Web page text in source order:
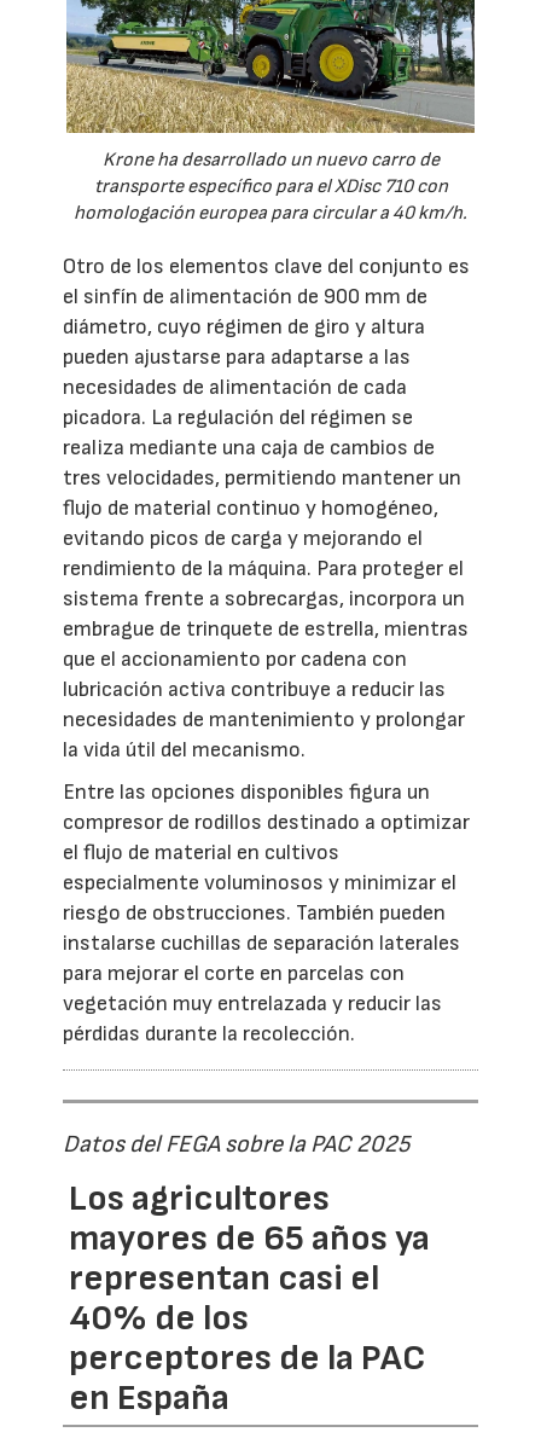
Krone ha desarrollado un nuevo carro de
transporte específico para el XDisc 710 con
homologación europea para circular a 40 km/h.
Otro de los elementos clave del conjunto es
el sinfín de alimentación de 900 mm de
diámetro, cuyo régimen de giro y altura
pueden ajustarse para adaptarse a las
necesidades de alimentación de cada
picadora. La regulación del régimen se
realiza mediante una caja de cambios de
tres velocidades, permitiendo mantener un
flujo de material continuo y homogéneo,
evitando picos de carga y mejorando el
rendimiento de la máquina. Para proteger el
sistema frente a sobrecargas, incorpora un
embrague de trinquete de estrella, mientras
que el accionamiento por cadena con
lubricación activa contribuye a reducir las
necesidades de mantenimiento y prolongar
la vida útil del mecanismo.
Entre las opciones disponibles figura un
compresor de rodillos destinado a optimizar
el flujo de material en cultivos
especialmente voluminosos y minimizar el
riesgo de obstrucciones. También pueden
instalarse cuchillas de separación laterales
para mejorar el corte en parcelas con
vegetación muy entrelazada y reducir las
pérdidas durante la recolección.
Datos del FEGA sobre la PAC 2025
Los agricultores
mayores de 65 años ya
representan casi el
40% de los
perceptores de la PAC
en España